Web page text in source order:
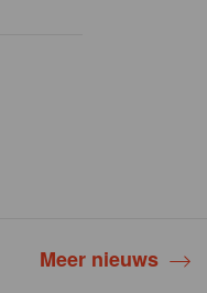
Meer nieuws